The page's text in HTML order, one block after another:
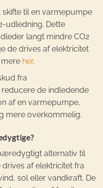
skifte til en varmepumpe
udledning. Dette
langt mindre CO2
de drives af elektricitet
her.
fra
de indledende
af en varmepumpe,
mere overkommelig.
alternativ til
af elektricitet fra
sol eller vandkraft. De